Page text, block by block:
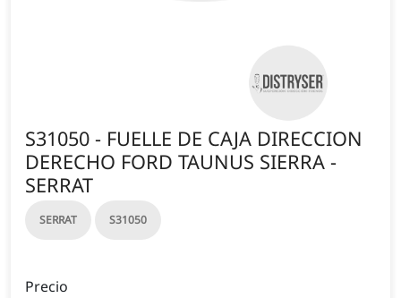
S31050 - FUELLE DE CAJA DIRECCION
DERECHO FORD TAUNUS SIERRA -
SERRAT
SERRAT S31050
Precio